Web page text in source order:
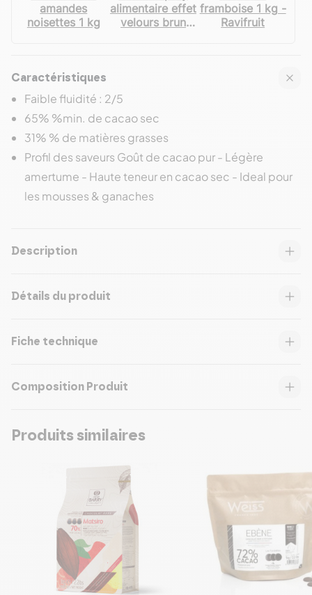
amandes
noisettes 1 kg
alimentaire effet
velours brun
framboise 1 kg -
Ravifruit
Caractéristiques
Faible fluidité : 2/5
65% %min. de cacao sec
31% % de matières grasses
Profil des saveurs Goût de cacao pur - Légère
amertume - Haute teneur en cacao sec - Ideal pour
les mousses & ganaches
Description
Détails du produit
Fiche technique
Composition Produit
Produits similaires